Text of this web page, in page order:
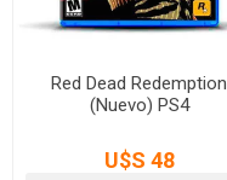
Red Dead Redemption
(Nuevo) PS4
U$S 48